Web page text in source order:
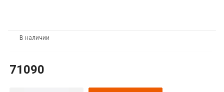
В наличии
71090